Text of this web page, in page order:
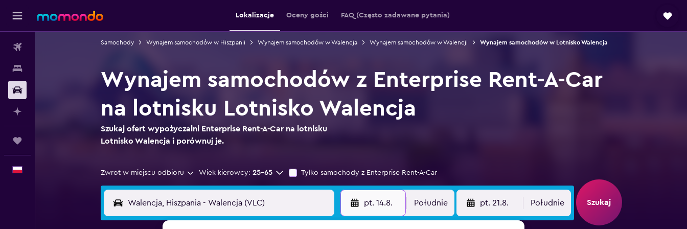
Lokalizacje Oceny gości FAQ (Często zadawane pytania)
Samochody Wynajem samochodów w Hiszpanii Wynajem samochodów w Walencja Wynajem samochodów w Walencji Wynajem samochodów w Lotnisko Walencja
Wynajem samochodów z Enterprise Rent-A-Car
na lotnisku Lotnisko Walencja
Szukaj ofert wypożyczalni Enterprise Rent-A-Car na lotnisku
Lotnisko Walencja i porównuj je.
Zwrot w miejscu odbioru Wiek kierowcy: 25-65 Tylko samochody z Enterprise Rent-A-Car
pt. 14.8. Południe pt. 21.8. Południe Szukaj